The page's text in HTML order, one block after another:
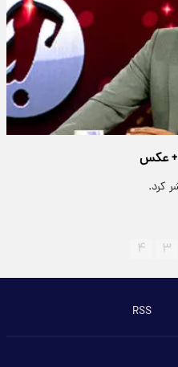
عکس
کرد.
۳ ۴
RSS